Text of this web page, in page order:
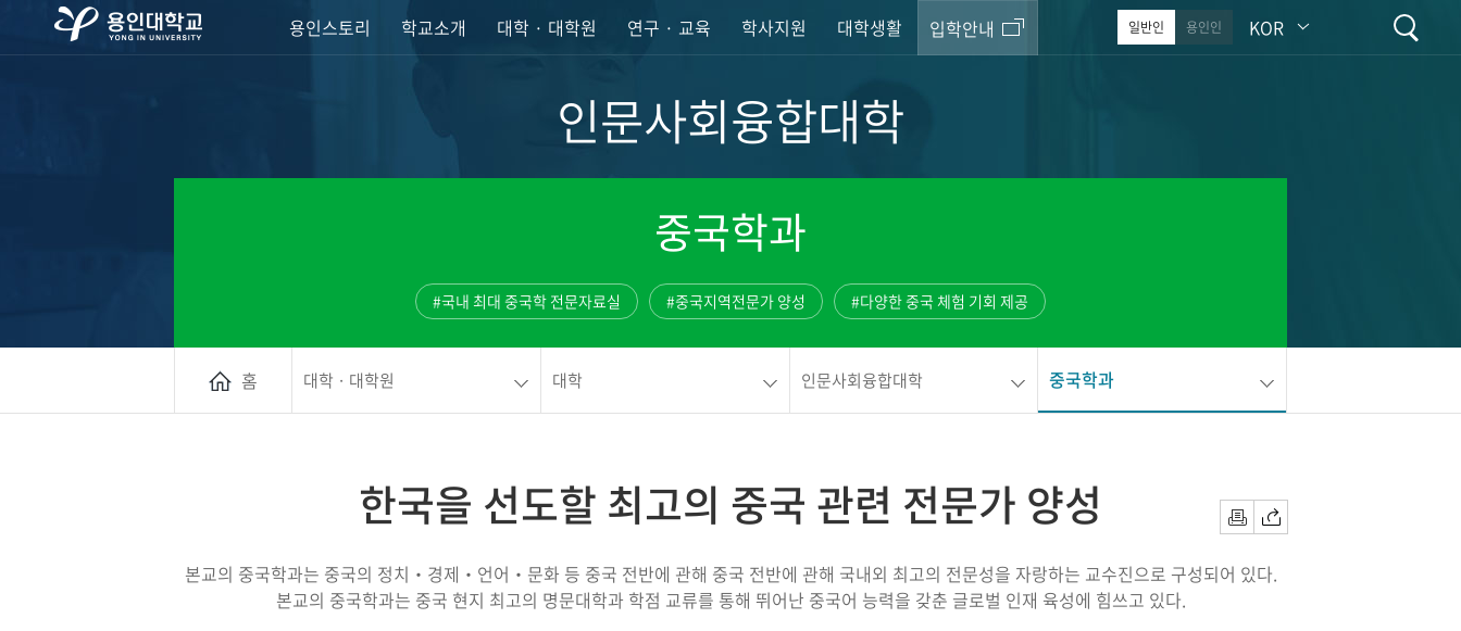
용인스토리 학교소개 대학 · 대학원 연구 · 교육 학사지원 대학생활 입학안내 일반인 용인인 KOR
인문사회융합대학
중국학과
#국내 최대 중국학 전문자료실 #중국지역전문가 양성 #다양한 중국 체험 기회 제공
홈 대학 · 대학원 대학 인문사회융합대학 중국학과
인쇄 공유하기
한국을 선도할 최고의 중국 관련 전문가 양성
본교의 중국학과는 중국의 정치‧경제‧언어‧문화 등 중국 전반에 관해 중국 전반에 관해 국내외 최고의 전문성을 자랑하는 교수진으로 구성되어 있다.
본교의 중국학과는 중국 현지 최고의 명문대학과 학점 교류를 통해 뛰어난 중국어 능력을 갖춘 글로벌 인재 육성에 힘쓰고 있다.